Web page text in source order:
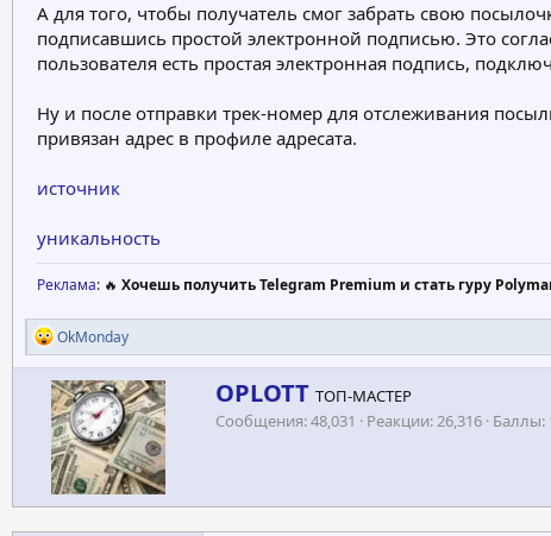
А для того, чтобы получатель смог забрать свою
подписавшись простой электронной подписью. Это
пользователя есть простая электронная подпись,
Ну и после отправки трек-номер для отслеживания
привязан адрес в профиле адресата.
источник
уникальность
Реклама: 🔥 Хочешь получить Telegram Premium и стать гуру
Р
е
а
к
ц
и
и
:
OkMonday
А
в
т
OPLOTT ТОП-МАСТЕР
Сообщения 48,031 Реакции 26,316 Баллы